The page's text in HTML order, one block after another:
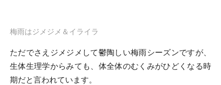
梅雨はジメジメ＆イライラ
ただでさえジメジメして鬱陶しい梅雨シーズンですが、
生体生理学からみても、体全体のむくみがひどくなる時
期だと言われています。